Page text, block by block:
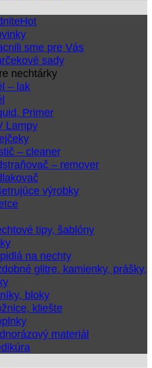
sme pre Vás
sady
nechtárky
– lak
Primer
Lampy
– cleaner
– remover
výrobky
tipy, šablóny
na nechty
glitre, kamienky, prášky,
bloky
kliešte
materiál